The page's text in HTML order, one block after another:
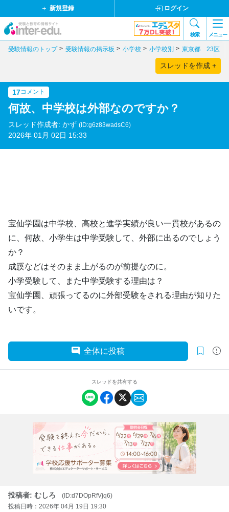
新規登録 ログイン
検索 メニュー
受験情報のトップ 受験情報の掲示板 小学校 小学校別 東京都 23区
スレッドを作成 +
17コメント
何故、中学校は外部なのですか？
スレッド作成者: かず (ID:g6z83wadsC6)
2026年 01月 02日 15:33
宝仙学園は中学校、高校と進学実績が良い一貫校があるの
に、何故、小学生は中学受験して、外部に出るのでしょう
か？
成蹊などはそのまま上がるのが前提なのに。
小学受験して、また中学受験する理由は？
宝仙学園、頑張ってるのに外部受験をされる理由が知りた
いです。
全体に投稿
スレッドを共有する
投稿者: むしろ
(ID:d7DOpRfVjq6)
投稿日時：2026年 04月 19日 19:30